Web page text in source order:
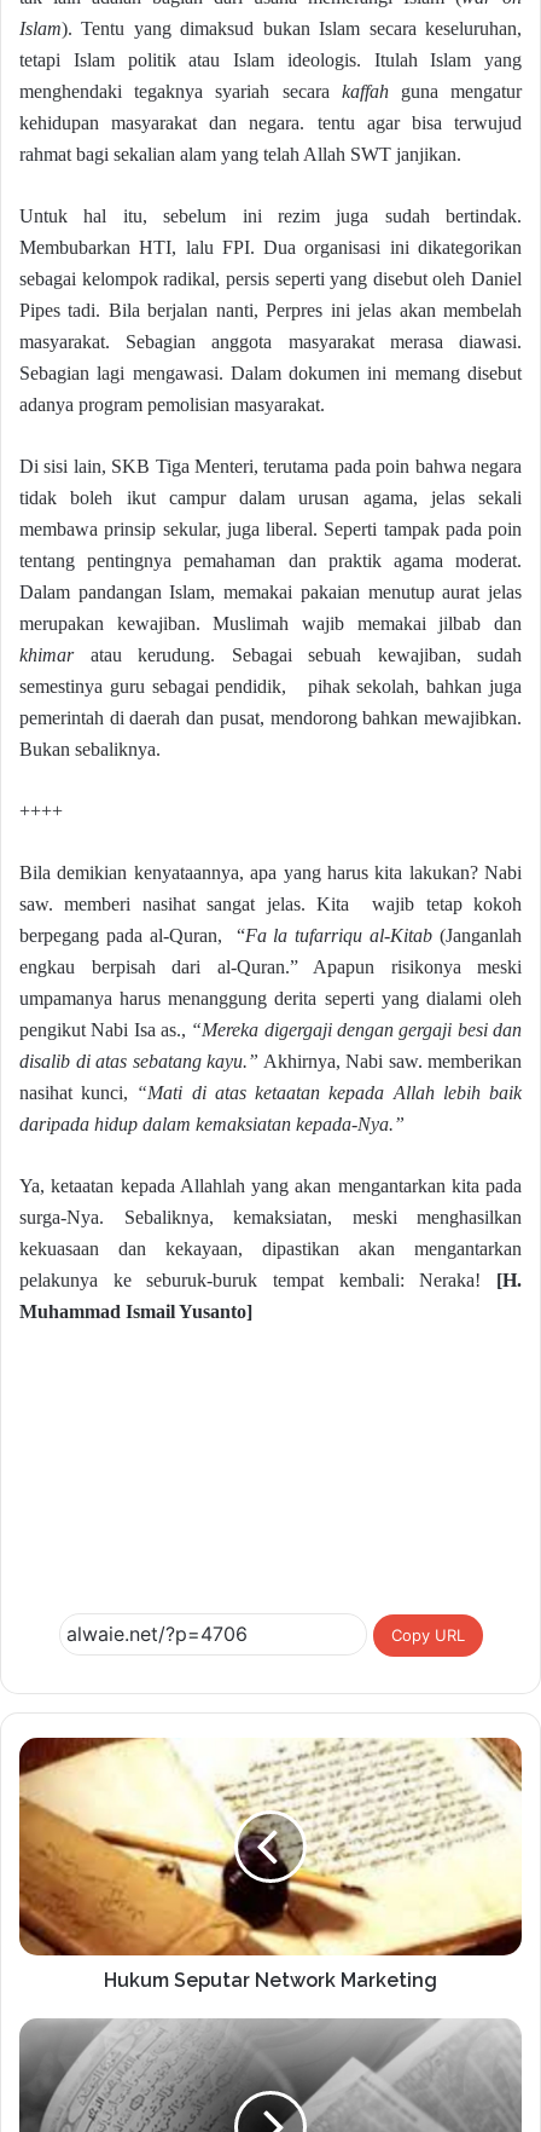
Islam). Tentu yang dimaksud bukan Islam secara keseluruhan,
tetapi Islam politik atau Islam ideologis. Itulah Islam yang
menghendaki tegaknya syariah secara kaffahguna mengatur
kehidupan masyarakat dan negara. tentu agar bisa terwujud
rahmat bagi sekalian alam yang telah Allah SWT janjikan.
Untuk hal itu, sebelum ini rezim juga sudah bertindak.
Membubarkan HTI, lalu FPI. Dua organisasi ini dikategorikan
sebagai kelompok radikal, persis seperti yang disebut oleh Daniel
Pipes tadi. Bila berjalan nanti, Perpres ini jelas akan membelah
masyarakat. Sebagian anggota masyarakat merasa diawasi.
Sebagian lagi mengawasi. Dalam dokumen ini memang disebut
adanya program pemolisian masyarakat.
Di sisi lain, SKB Tiga Menteri, terutama pada poin bahwa negara
tidak boleh ikut campur dalam urusan agama, jelas sekali
membawa prinsip sekular, juga liberal. Seperti tampak pada poin
tentang pentingnya pemahaman dan praktik agama moderat.
Dalam pandangan Islam, memakai pakaian menutup aurat jelas
merupakan kewajiban. Muslimah wajib memakai jilbab dan
khimaratau kerudung. Sebagai sebuah kewajiban, sudah
semestinya guru sebagai pendidik, pihak sekolah, bahkan juga
pemerintah di daerah dan pusat, mendorong bahkan mewajibkan.
Bukan sebaliknya.
++++
Bila demikian kenyataannya, apa yang harus kita lakukan? Nabi
saw. memberi nasihat sangat jelas. Kita wajib tetap kokoh
berpegang pada al-Quran, “Fa la tufarriqu al-Kitab (Janganlah
engkau berpisah dari al-Quran.” Apapun risikonya meski
umpamanya harus menanggung derita seperti yang dialami oleh
pengikut Nabi Isa as., “Mereka digergaji dengan gergaji besi dan
disalib di atas sebatang kayu.” Akhirnya, Nabi saw. memberikan
nasihat kunci, “Mati di atas ketaatan kepada Allah lebih baik
daripada hidup dalam kemaksiatan kepada-Nya.”
Ya, ketaatan kepada Allahlah yang akan mengantarkan kita pada
surga-Nya. Sebaliknya, kemaksiatan, meski menghasilkan
kekuasaan dan kekayaan, dipastikan akan mengantarkan
pelakunya ke seburuk-buruk tempat kembali: Neraka! [H.
Muhammad Ismail Yusanto]
Copy URL
Hukum Seputar Network Marketing